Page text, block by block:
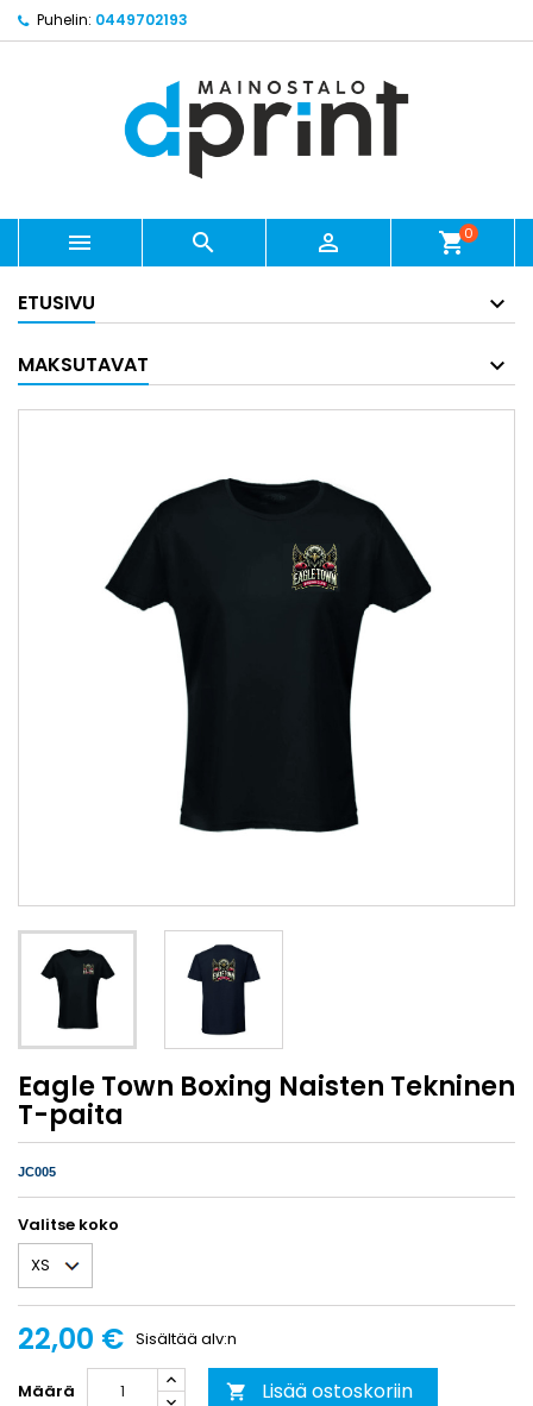
Puhelin: 0449702193
   shopping_cart0
ETUSIVU
MAKSUTAVAT
Eagle Town Boxing Naisten Tekninen
T-paita
JC005
Valitse koko
22,00 € Sisältää alv:n
Määrä  Lisää ostoskoriin